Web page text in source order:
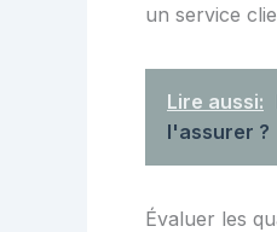
un service
Lire aussi:
l'assurer ?
Évaluer les